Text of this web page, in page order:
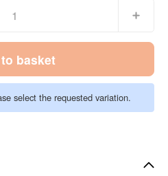
basket
select the requested variation.